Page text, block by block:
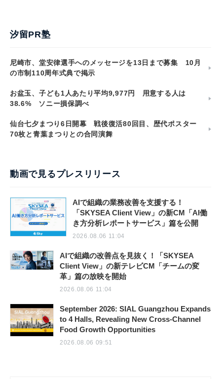
汐留PR塾
尼崎市、堂安律選手へのメッセージを13日まで募集 10月
の市制110周年式典で掲示
お盆玉、子ども1人あたり平均9,977円 用意する人は
38.6% ソニー損保調べ
仙台七夕まつり6日開幕 戦後復活80回目、歴代ポスター
70枚と青葉まつりとの合同演舞
動画で見るプレスリリース
AIで組織の業務改善を支援する！
「SKYSEA Client View」の新CM「AI働
き方分析レポートサービス」篇を公開
2026.08.06 11:04
AIで組織の改善点を見抜く！「SKYSEA
Client View」の新テレビCM「チームの変
革」篇の放映を開始
2026.08.06 11:04
September 2026: SIAL Guangzhou Expands
to 4 Halls, Revealing New Cross-Channel
Food Growth Opportunities
2026.08.06 09:51